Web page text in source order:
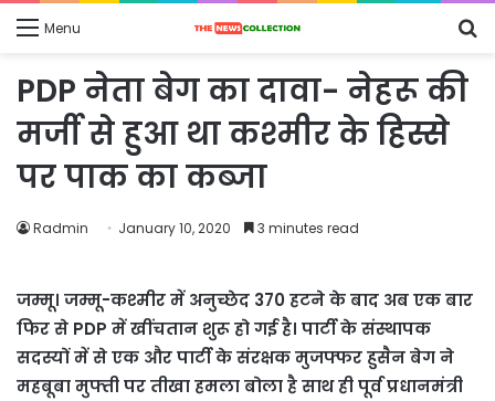
Menu
PDP नेता बेग का दावा- नेहरू की
मर्जी से हुआ था कश्मीर के हिस्से
पर पाक का कब्जा
Radmin January 10, 2020 3 minutes read
जम्मू। जम्मू-कश्मीर में अनुच्छेद 370 हटने के बाद अब एक बार
फिर से PDP में खींचतान शुरू हो गई है। पार्टी के संस्थापक
सदस्यों में से एक और पार्टी के संरक्षक मुजफ्फर हुसैन बेग ने
महबूबा मुफ्ती पर तीखा हमला बोला है साथ ही पूर्व प्रधानमंत्री